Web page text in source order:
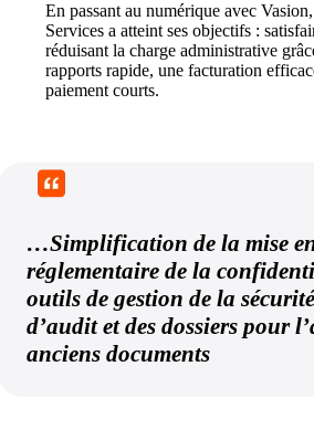
En passant au numérique avec
Services a atteint ses objectifs :
réduisant la charge administrative
rapports rapide, une facturation
paiement courts.
…Simplification de la mise
réglementaire de la
outils de gestion de la
d’audit et des dossiers pour
anciens documents